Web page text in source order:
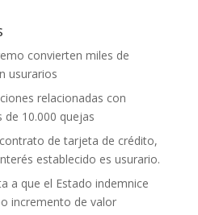
convierten miles de
usurarios
relacionadas con
10.000 quejas
de tarjeta de crédito,
establecido es usurario.
a que el Estado indemnice
incremento de valor